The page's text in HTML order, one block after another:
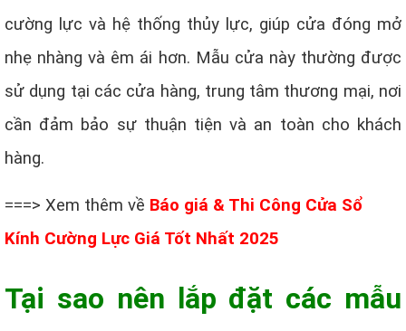
cường lực và hệ thống thủy lực, giúp cửa đóng mở
nhẹ nhàng và êm ái hơn. Mẫu cửa này thường được
sử dụng tại các cửa hàng, trung tâm thương mại, nơi
cần đảm bảo sự thuận tiện và an toàn cho khách
hàng.
===> Xem thêm về Báo giá & Thi Công Cửa Sổ
Kính Cường Lực Giá Tốt Nhất 2025
Tại sao nên lắp đặt các mẫu